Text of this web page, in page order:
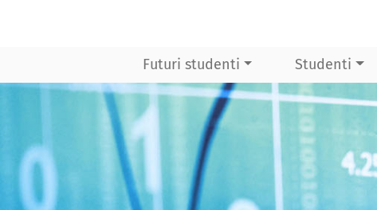
Futuri studenti Studenti